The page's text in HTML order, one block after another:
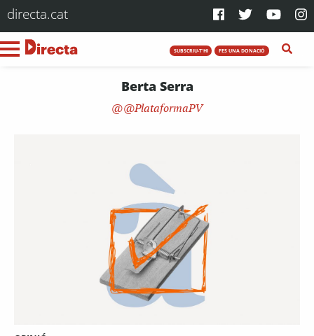
directa.cat
SUBSCRIU-T'HI FES UNA DONACIÓ
Berta Serra
@PlataformaPV